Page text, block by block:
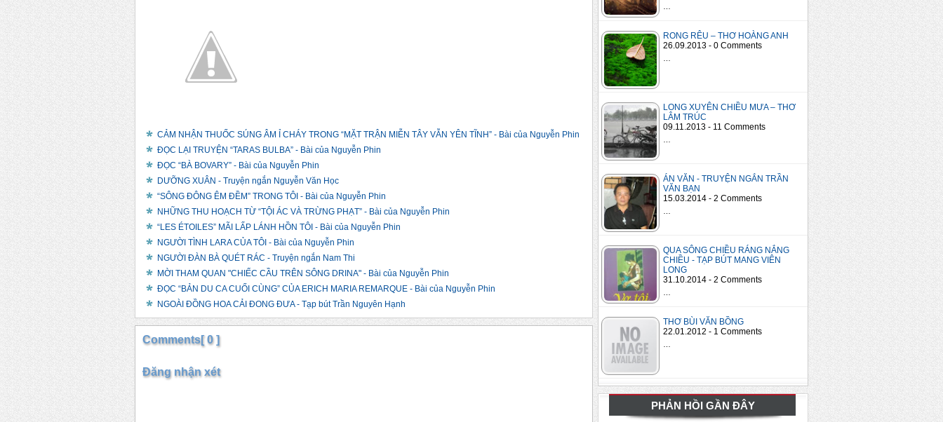
RONG RÊU – THƠ HOÀNG ANH
26.09.2013 - 0 Comments
LONG XUYÊN CHIỀU MƯA – THƠ
LÂM TRÚC
09.11.2013 - 11 Comments
ÁN VĂN - TRUYỆN NGẮN TRẦN
VĂN BẠN
15.03.2014 - 2 Comments
QUA SÔNG CHIỀU RÁNG NẮNG
CHIỀU - TẠP BÚT MANG VIÊN
LONG
31.10.2014 - 2 Comments
THƠ BÙI VĂN BỒNG
22.01.2012 - 1 Comments
PHẢN HỒI GẦN ĐÂY
CẢM NHẬN THUỐC SÚNG ÂM Ỉ CHÁY TRONG “MẶT TRẬN MIỄN TÂY VẪN YÊN TĨNH” - Bài của Nguyễn Phin
ĐỌC LẠI TRUYỆN “TARAS BULBA” - Bài của Nguyễn Phin
ĐỌC “BÀ BOVARY” - Bài của Nguyễn Phin
DƯỠNG XUÂN - Truyện ngắn Nguyễn Văn Học
“SÔNG ĐÔNG ÊM ĐỀM” TRONG TÔI - Bài của Nguyễn Phin
NHỮNG THU HOẠCH TỪ “TỘI ÁC VÀ TRỪNG PHẠT” - Bài của Nguyễn Phin
“LES ÉTOILES” MÃI LẤP LÁNH HỒN TÔI - Bài của Nguyễn Phin
NGƯỜI TÌNH LARA CỦA TÔI - Bài của Nguyễn Phin
NGƯỜI ĐÀN BÀ QUÉT RÁC - Truyện ngắn Nam Thi
MỜI THAM QUAN "CHIẾC CẦU TRÊN SÔNG DRINA" - Bài của Nguyễn Phin
ĐỌC “BẢN DU CA CUỐI CÙNG” CỦA ERICH MARIA REMARQUE - Bài của Nguyễn Phin
NGOÀI ĐỒNG HOA CẢI ĐONG ĐƯA - Tạp bút Trần Nguyên Hạnh
Comments[ 0 ]
Đăng nhận xét